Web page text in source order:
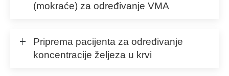
(mokraće) za određivanje VMA
Priprema pacijenta za određivanje
koncentracije željeza u krvi